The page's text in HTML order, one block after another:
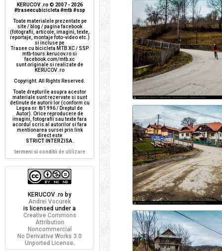
KERUCOV .ro © 2007 - 2026
#traseecubicicleta #mtb #ssp
Toate materialele prezentate pe
site / blog / pagina facebook
(fotografii, articole, imagini, texte,
reportaje, montaje foto-video etc.)
si incluse pe
Trasee cu bicicleta MTB XC / SSP
mtb-tours.kerucov.ro si
facebook.com/mtb.xc
sunt originale si realizate de
KERUCOV .ro
Copyright. All Rights Reserved.
Toate drepturile asupra acestor
materiale sunt rezervate si sunt
detinute de autorii lor (conform cu
Legea nr. 8/1996 / Dreptul de
Autor). Orice reproducere de
imagini, fotografii sau texte fara
acordul scris al autorilor si fara
mentionarea sursei prin link
direct este
STRICT INTERZISA.
termeni si conditii de utilizare
KERUCOV .ro by
Andrei Vocurek
is licensed under a
Creative Commons
Attribution
Noncommercial
No Derivative Works 3.0
Unported License.